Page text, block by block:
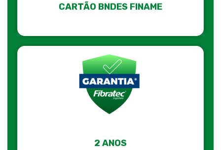
CARTÃO BNDES FINAME
2 ANOS